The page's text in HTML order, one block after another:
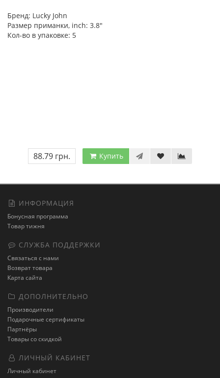
Бренд: Lucky John
Размер приманки, inch: 3.8"
Кол-во в упаковке: 5
88.79 грн. Купить
ИНФОРМАЦИЯ
Бонусная программа
Товар тижня
СЛУЖБА ПОДДЕРЖКИ
Связаться с нами
Возврат товара
Карта сайта
ДОПОЛНИТЕЛЬНО
Производители
Подарочные сертификаты
Партнёры
Товары со скидкой
ЛИЧНЫЙ КАБИНЕТ
Личный кабинет